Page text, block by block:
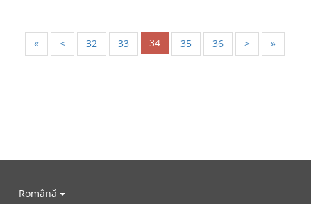
« < 32 33 34 35 36 > »
Română